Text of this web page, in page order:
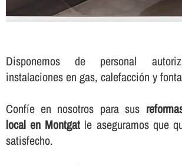
Disponemos de personal
instalaciones en gas, calefacción y
Confí­e en nosotros para sus
local en Montgat le aseguramos que
satisfecho.